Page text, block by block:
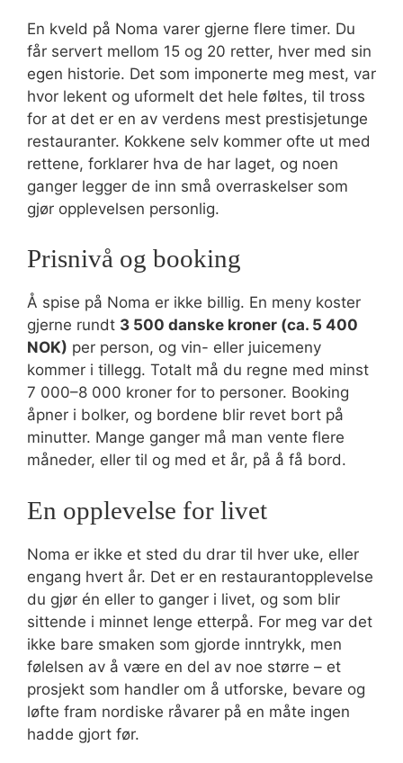
En kveld på Noma varer gjerne flere timer. Du
får servert mellom 15 og 20 retter, hver med sin
egen historie. Det som imponerte meg mest, var
hvor lekent og uformelt det hele føltes, til tross
for at det er en av verdens mest prestisjetunge
restauranter. Kokkene selv kommer ofte ut med
rettene, forklarer hva de har laget, og noen
ganger legger de inn små overraskelser som
gjør opplevelsen personlig.
Prisnivå og booking
Å spise på Noma er ikke billig. En meny koster
gjerne rundt 3 500 danske kroner (ca. 5 400
NOK) per person, og vin- eller juicemeny
kommer i tillegg. Totalt må du regne med minst
7 000–8 000 kroner for to personer. Booking
åpner i bolker, og bordene blir revet bort på
minutter. Mange ganger må man vente flere
måneder, eller til og med et år, på å få bord.
En opplevelse for livet
Noma er ikke et sted du drar til hver uke, eller
engang hvert år. Det er en restaurantopplevelse
du gjør én eller to ganger i livet, og som blir
sittende i minnet lenge etterpå. For meg var det
ikke bare smaken som gjorde inntrykk, men
følelsen av å være en del av noe større – et
prosjekt som handler om å utforske, bevare og
løfte fram nordiske råvarer på en måte ingen
hadde gjort før.